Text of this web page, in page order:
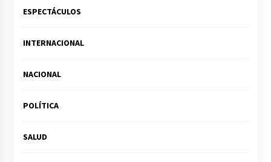
ESPECTÁCULOS
INTERNACIONAL
NACIONAL
POLÍTICA
SALUD